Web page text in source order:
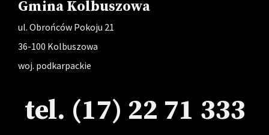
Gmina Kolbuszowa
ul. Obrońców Pokoju 21
36-100 Kolbuszowa
woj. podkarpackie
tel. (17) 22 71 333